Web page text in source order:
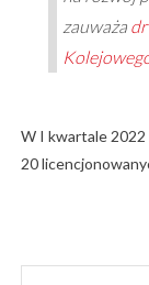
zauważa
W I kwartale 2022
20